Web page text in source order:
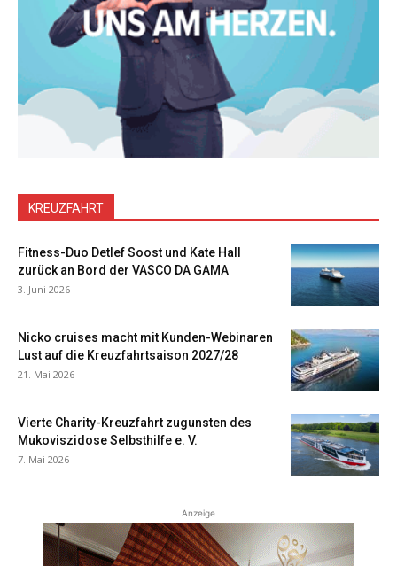
KREUZFAHRT
Fitness-Duo Detlef Soost und Kate Hall
zurück an Bord der VASCO DA GAMA
3. Juni 2026
Nicko cruises macht mit Kunden-Webinaren
Lust auf die Kreuzfahrtsaison 2027/28
21. Mai 2026
Vierte Charity-Kreuzfahrt zugunsten des
Mukoviszidose Selbsthilfe e. V.
7. Mai 2026
Anzeige